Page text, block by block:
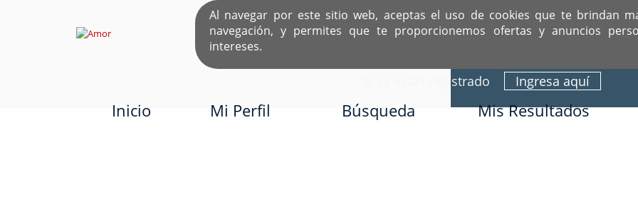
Al navegar por este sitio web, aceptas el uso de cookies que te brindan
navegación, y permites que te proporcionemos ofertas y anuncios
intereses.EL ÚNICO SITIO DEDICADO A SOLTEROS HISPANOS COMO TÚ
Ingresa aquí
Sí ya estás registrado
Inicio Mi Perfil Búsqueda Mis Resultados